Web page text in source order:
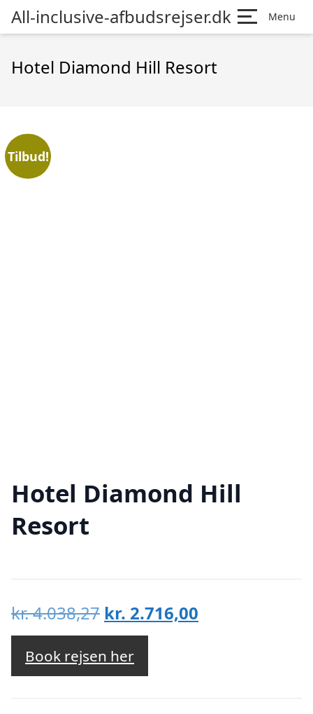
All-inclusive-afbudsrejser.dk Menu
Hotel Diamond Hill Resort
Tilbud!
Hotel Diamond Hill
Resort
kr.4.038,27 Den
oprindelige
pris
var:
kr. 4.038,27.
kr. 2.716,00
kr. 2.716,00.
Book rejsen her